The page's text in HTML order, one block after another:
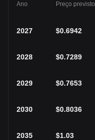
Ano Preço previsto
2027 $0.6942
2028 $0.7289
2029 $0.7653
2030 $0.8036
2035 $1.03